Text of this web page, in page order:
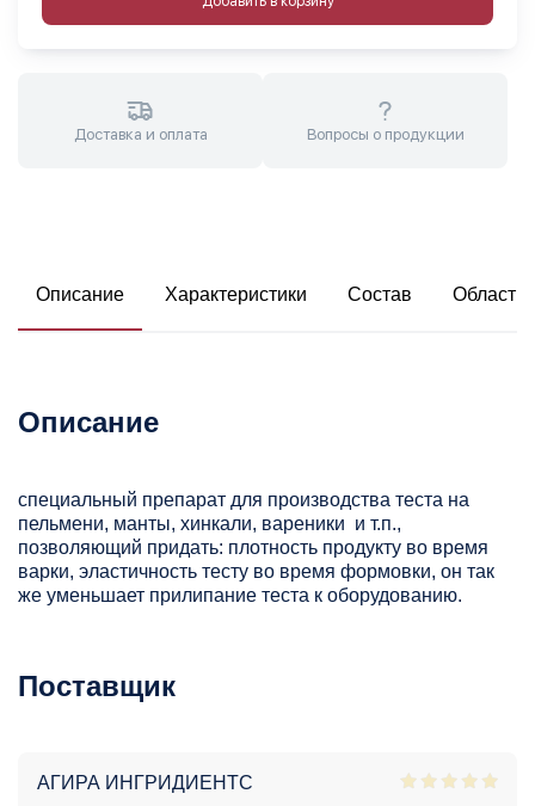
Доставка и оплата Вопросы о продукции
Описание Характеристики Состав Область
Описание
специальный препарат для производства теста на
пельмени, манты, хинкали, вареники и т.п.,
позволяющий придать: плотность продукту во время
варки, эластичность тесту во время формовки, он так
же уменьшает прилипание теста к оборудованию.
Поставщик
АГИРА ИНГРИДИЕНТС